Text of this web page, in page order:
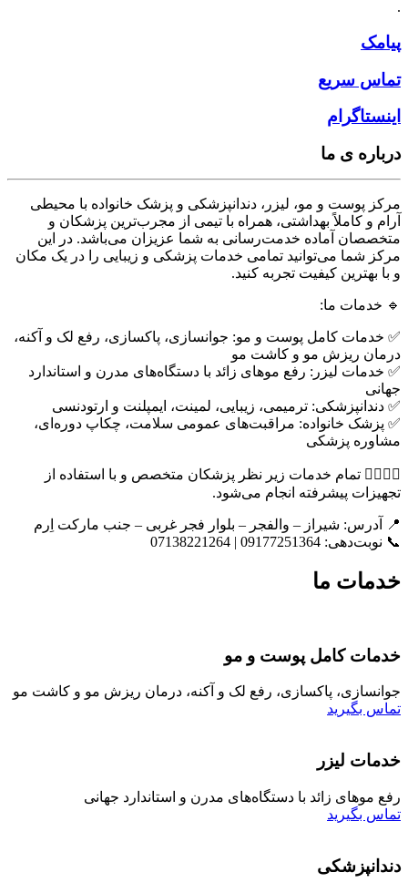
.
پیامک
تماس سریع
اینستاگرام
درباره ی ما
مرکز پوست و مو، لیزر، دندانپزشکی و پزشک خانواده با محیطی
آرام و کاملاً بهداشتی، همراه با تیمی از مجرب‌ترین پزشکان و
متخصصان آماده خدمت‌رسانی به شما عزیزان می‌باشد. در این
مرکز شما می‌توانید تمامی خدمات پزشکی و زیبایی را در یک مکان
و با بهترین کیفیت تجربه کنید.
🔹 خدمات ما:
✅ خدمات کامل پوست و مو: جوانسازی، پاکسازی، رفع لک و آکنه،
درمان ریزش مو و کاشت مو
✅ خدمات لیزر: رفع موهای زائد با دستگاه‌های مدرن و استاندارد
جهانی
✅ دندانپزشکی: ترمیمی، زیبایی، لمینت، ایمپلنت و ارتودنسی
✅ پزشک خانواده: مراقبت‌های عمومی سلامت، چکاپ دوره‌ای،
مشاوره پزشکی
👩‍⚕️👨‍⚕️ تمام خدمات زیر نظر پزشکان متخصص و با استفاده از
تجهیزات پیشرفته انجام می‌شود.
📍 آدرس: شیراز – والفجر – بلوار فجر غربی – جنب مارکت اِرم
📞 نوبت‌دهی: 09177251364 | 07138221264
خدمات ما
خدمات کامل پوست و مو
جوانسازی، پاکسازی، رفع لک و آکنه، درمان ریزش مو و کاشت مو
تماس بگیرید
خدمات لیزر
رفع موهای زائد با دستگاه‌های مدرن و استاندارد جهانی
تماس بگیرید
دندانپزشکی